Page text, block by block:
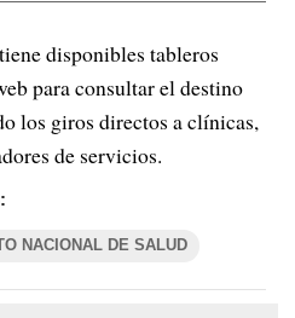
disponibles tableros
para consultar el destino
los giros directos a clínicas,
de servicios.
NACIONAL DE SALUD